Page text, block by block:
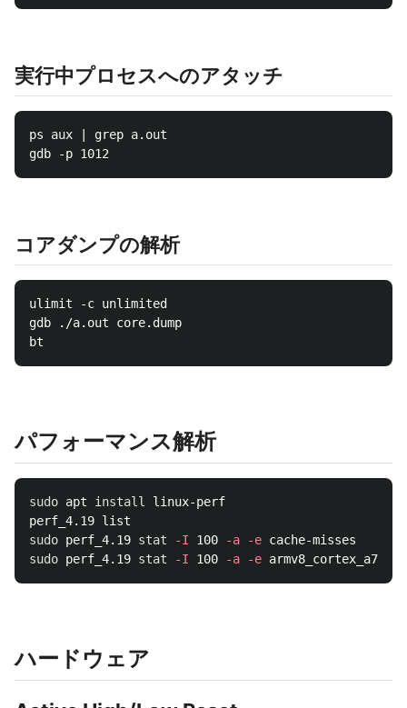
実行中プロセスへのアタッチ
ps aux | grep a.out
コアダンプの解析
ulimit -c unlimited
gdb ./a.out core.dump
パフォーマンス解析
sudo apt install linux-perf
sudo perf_4.19 stat -I 100 -a -e
sudo perf_4.19 stat -I 100 -a -e
ハードウェア